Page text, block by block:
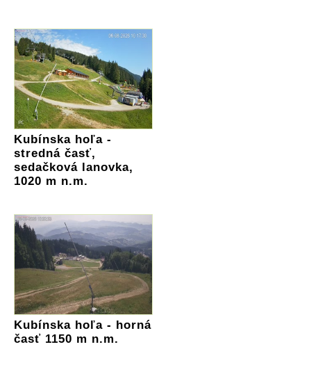
Kubínska hoľa -
stredná časť,
sedačková lanovka,
1020 m n.m.
Kubínska hoľa - horná
časť 1150 m n.m.